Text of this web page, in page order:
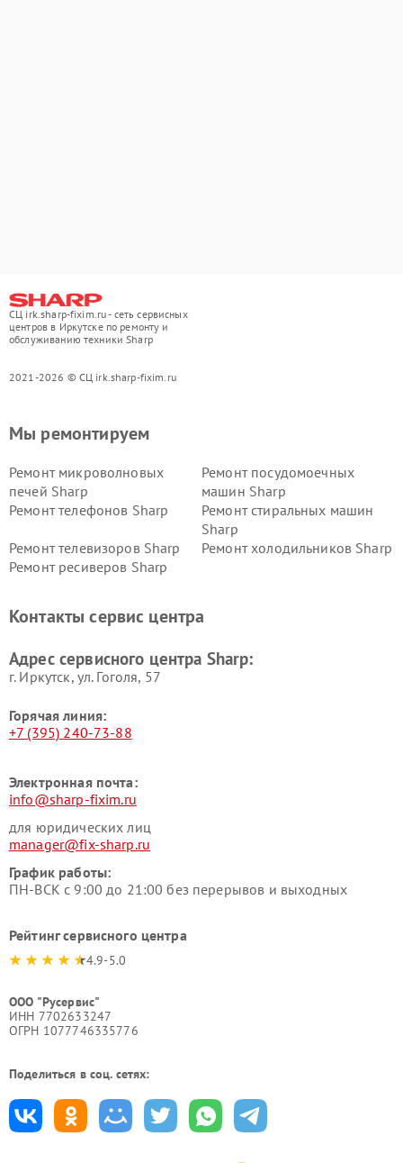
СЦ irk.sharp-fixim.ru - сеть сервисных
центров в Иркутске по ремонту и
обслуживанию техники Sharp
2021-2026 © СЦ irk.sharp-fixim.ru
Мы ремонтируем
Ремонт микроволновых
печей Sharp
Ремонт посудомоечных
машин Sharp
Ремонт телефонов Sharp
Ремонт стиральных машин
Sharp
Ремонт телевизоров Sharp
Ремонт холодильников Sharp
Ремонт ресиверов Sharp
Контакты сервис центра
Адрес сервисного центра Sharp:
г. Иркутск, ул. ​Гоголя, 57
Горячая линия:
+7 (395) 240-73-88
Электронная почта:
info@sharp-fixim.ru
для юридических лиц
manager@fix-sharp.ru
График работы:
ПН-ВСК с 9:00 до 21:00 без перерывов и выходных
Рейтинг сервисного центра
4.9-5.0
ООО "Русервис"
ИНН 7702633247
ОГРН 1077746335776
Поделиться в соц. сетях: